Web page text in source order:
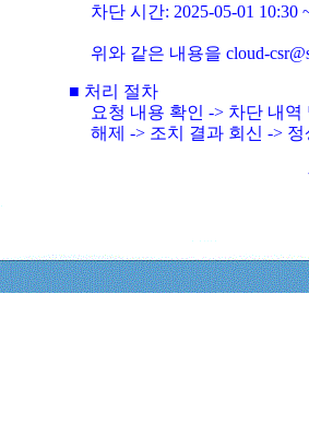
차단 시간: 2025-05-01 10:30
위와 같은 내용을 cloud-
■ 처리 절차
요청 내용 확인 -> 차단 내
해제 -> 조치 결과 회신 ->